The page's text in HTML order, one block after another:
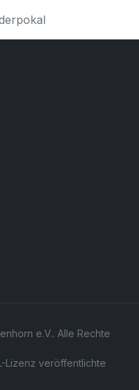
e.V.. Alle Rechte
Lizenz veröffentlichte